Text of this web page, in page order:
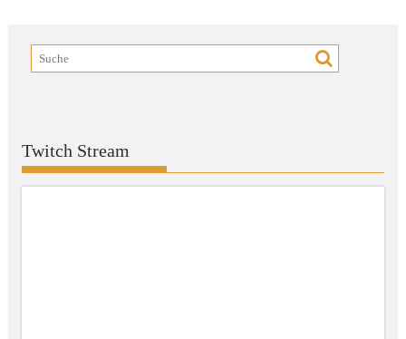
Twitch Stream